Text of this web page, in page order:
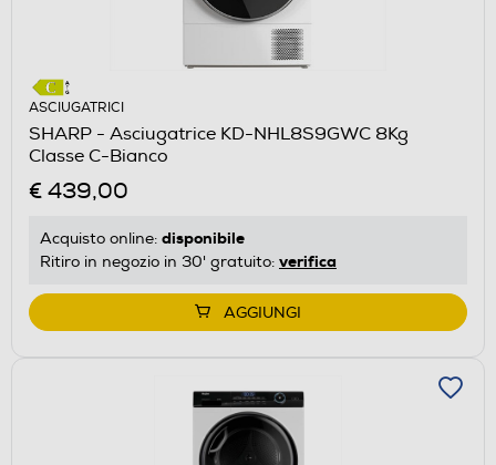
ASCIUGATRICI
SHARP - Asciugatrice KD-NHL8S9GWC 8Kg
Classe C-Bianco
€ 439,00
Acquisto online: disponibile
Ritiro in negozio in 30' gratuito: verifica
AGGIUNGI